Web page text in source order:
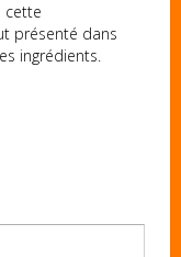
cette
présenté dans
ingrédients.